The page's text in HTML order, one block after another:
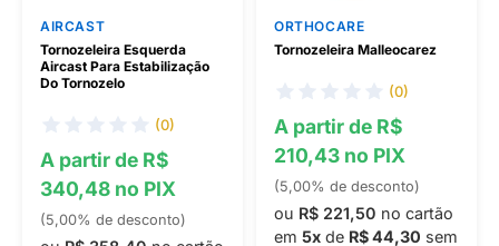
AIRCAST
Tornozeleira Esquerda
Aircast Para Estabilização
Do Tornozelo
(0)
A partir de R$
340,48 no PIX
(5,00% de desconto)
ORTHOCARE
Tornozeleira Malleocarez
(0)
A partir de R$
210,43 no PIX
(5,00% de desconto)
ou R$ 221,50 no cartão
em 5x de R$ 44,30 sem